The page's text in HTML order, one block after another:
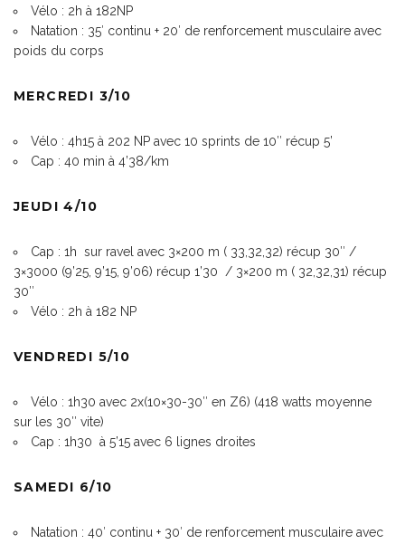
Vélo : 2h à 182NP
Natation : 35′ continu + 20′ de renforcement musculaire avec
poids du corps
MERCREDI 3/10
Vélo : 4h15 à 202 NP avec 10 sprints de 10″ récup 5’
Cap : 40 min à 4’38/km
JEUDI 4/10
Cap : 1h sur ravel avec 3×200 m ( 33,32,32) récup 30″ /
3×3000 (9’25, 9’15, 9’06) récup 1’30
/ 3×200 m ( 32,32,31) récup
30″
Vélo : 2h à 182 NP
VENDREDI 5/10
Vélo : 1h30 avec 2x(10×30-30″ en Z6) (418 watts moyenne
sur les 30″ vite)
Cap : 1h30 à 5’15 avec 6 lignes droites
SAMEDI 6/10
Natation : 40′ continu + 30′ de renforcement musculaire avec